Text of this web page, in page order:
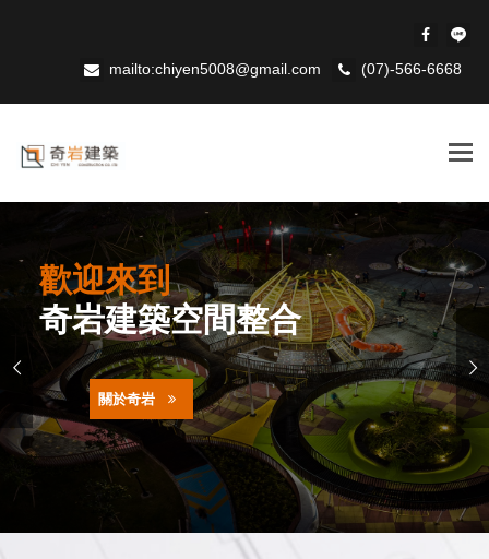
mailto:chiyen5008@gmail.com (07)-566-6668
歡迎來到
奇岩建築空間整合
關於奇岩